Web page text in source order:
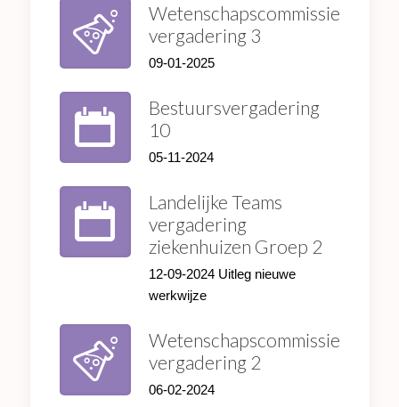
Wetenschapscommissie
vergadering 3
09-01-2025
Bestuursvergadering
10
05-11-2024
Landelijke Teams
vergadering
ziekenhuizen Groep 2
12-09-2024 Uitleg nieuwe
werkwijze
Wetenschapscommissie
vergadering 2
06-02-2024